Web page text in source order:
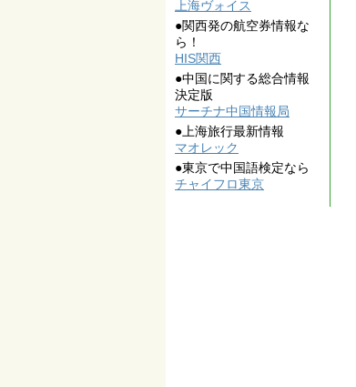
上海ヴォイス
●関西発の航空券情報な
ら！
HIS関西
●中国に関する総合情報
決定版
サーチナ中国情報局
●上海旅行最新情報
マオレック
●東京で中国語検定なら
チャイフロ東京